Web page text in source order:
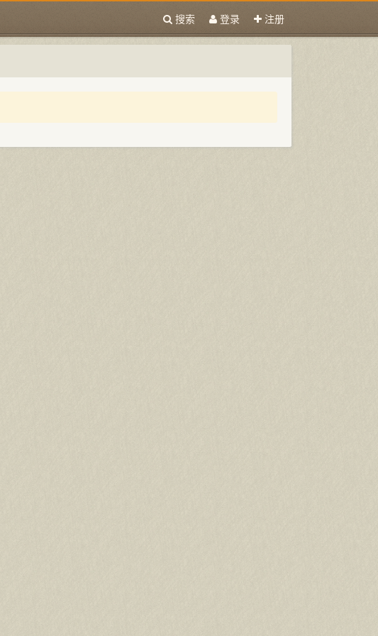
搜索 登录 注册